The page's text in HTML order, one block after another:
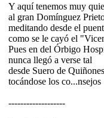
Y aquí tenemos muy
al gran Domínguez
meditando desde el
como se le cayó el
Pues en del Órbigo
nunca llegó a verse tal
desde Suero de Quiñones
tocándose los co...nsejos
-------------------